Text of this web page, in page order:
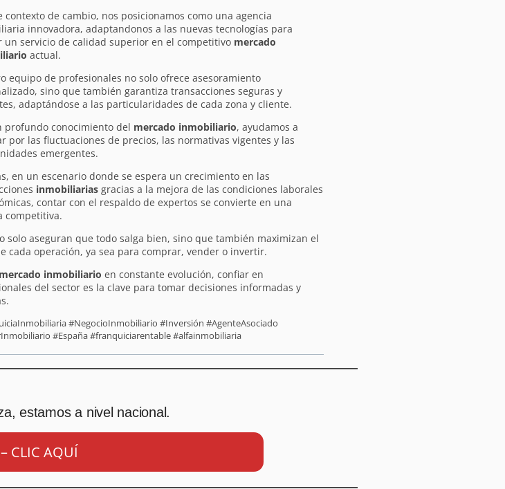
contexto de cambio, nos posicionamos como una agencia
innovadora, adaptandonos a las nuevas tecnologías para
un servicio de calidad superior en el competitivo mercado
actual.
equipo de profesionales no solo ofrece asesoramiento
sino que también garantiza transacciones seguras y
adaptándose a las particularidades de cada zona y cliente.
profundo conocimiento del mercado inmobiliario, ayudamos a
por las fluctuaciones de precios, las normativas vigentes y las
emergentes.
en un escenario donde se espera un crecimiento en las
inmobiliariasgracias a la mejora de las condiciones laborales
contar con el respaldo de expertos se convierte en una
competitiva.
solo aseguran que todo salga bien, sino que también maximizan el
cada operación, ya sea para comprar, vender o invertir.
mercado inmobiliario en constante evolución, confiar en
del sector es la clave para tomar decisiones informadas y
#NegocioInmobiliario #Inversión #AgenteAsociado
#España #franquiciarentable #alfainmobiliaria
estamos a nivel nacional.
CLIC AQUÍ